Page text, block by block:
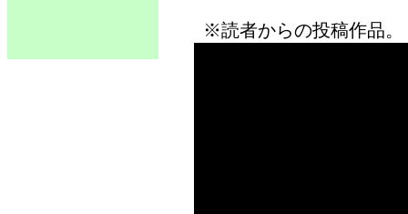
※読者からの投稿作品